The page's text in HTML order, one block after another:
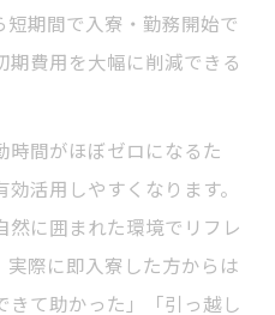
短期間で入寮・勤務開始で
期費用を大幅に削減できる
時間がほぼゼロになるた
活用しやすくなります。
に囲まれた環境でリフレ
実際に即入寮した方からは
きて助かった」「引っ越し